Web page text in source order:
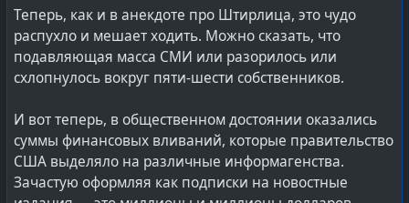
затянувшейся ролевой игры. В то время, как
реальность быстро начинает давать понять, что
недостаточно быть приверженцем и убеждённым
сторонником, искреннее верить и двигаться к цели не
этому и переделываться под некие абстрактные
догмы гуманитарного толка. Прожектёрство не даёт
никаких результатов, поскольку не учитываются
скучные нюанс по имеющимися реалиям. И
Теперь, как и в анекдоте про Штирлица, это чудо
распухло и мешает ходить. Можно сказать, что
подавляющая масса СМИ или разорилось или
схлопнулось вокруг пяти-шести собственников.
И вот теперь, в общественном достоянии оказались
суммы финансовых вливаний, которые правительство
США выделяло на различные информагенства.
Зачастую оформляя как подписки на новостные